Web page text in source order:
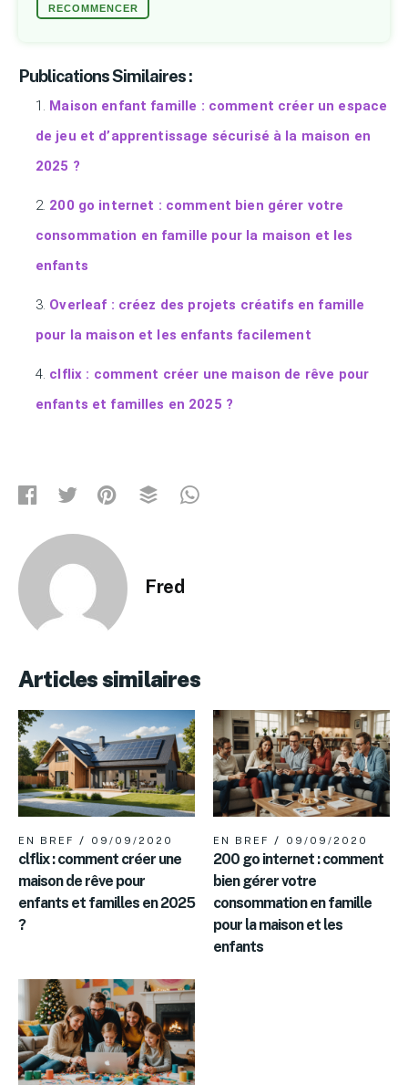
RECOMMENCER
Publications Similaires :
Maison enfant famille : comment créer un espace
de jeu et d’apprentissage sécurisé à la maison en
2025 ?
200 go internet : comment bien gérer votre
consommation en famille pour la maison et les
enfants
Overleaf : créez des projets créatifs en famille
pour la maison et les enfants facilement
clflix : comment créer une maison de rêve pour
enfants et familles en 2025 ?
Fred
Articles similaires
EN BREF 09/09/2020
clflix : comment créer une
maison de rêve pour
enfants et familles en 2025
?
EN BREF 09/09/2020
200 go internet : comment
bien gérer votre
consommation en famille
pour la maison et les
enfants